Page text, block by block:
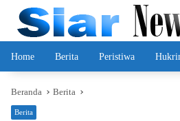
Langsung
konten
Home Berita Peristiwa
Beranda Berita
Berita